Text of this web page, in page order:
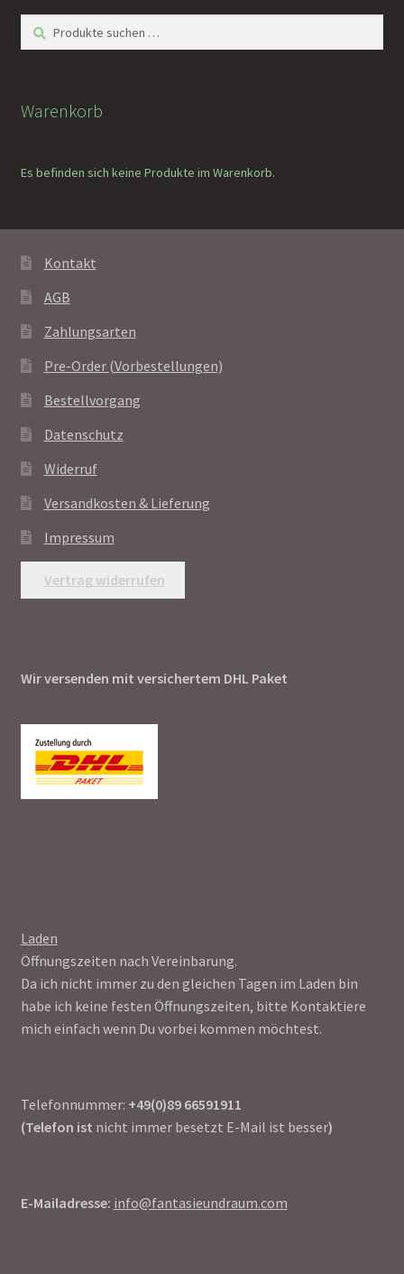
Suchen
nach:
Suchen
Warenkorb
Es befinden sich keine Produkte im Warenkorb.
Kontakt
AGB
Zahlungsarten
Pre-Order (Vorbestellungen)
Bestellvorgang
Datenschutz
Widerruf
Versandkosten & Lieferung
Impressum
Vertrag widerrufen
Wir versenden mit versichertem DHL Paket
Laden
Öffnungszeiten nach Vereinbarung.
Da ich nicht immer zu den gleichen Tagen im Laden bin
habe ich keine festen Öffnungszeiten, bitte Kontaktiere
mich einfach wenn Du vorbei kommen möchtest.
Telefonnummer: +49(0)89 66591911
(Telefon ist nicht immer besetzt E-Mail ist besser)
E-Mailadresse: info@fantasieundraum.com